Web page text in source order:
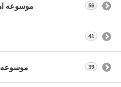
موسوعه 56
41
موسوعه 39